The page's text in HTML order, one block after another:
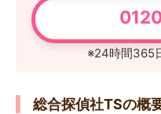
※24時間365
総合探偵社TSの概